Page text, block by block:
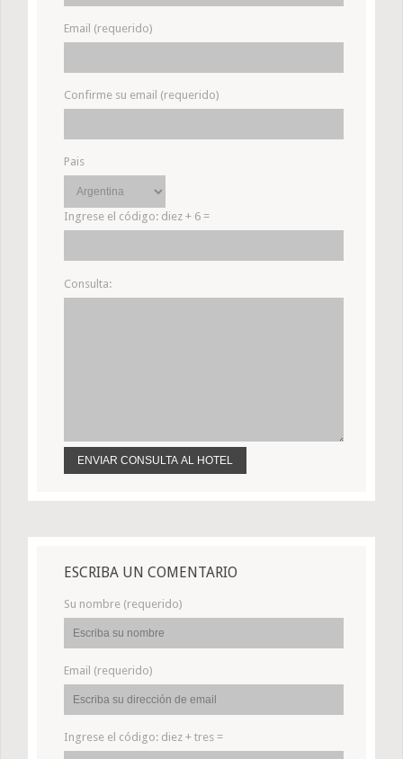
Email (requerido)
Confirme su email (requerido)
Pais
Ingrese el código: diez + 6 =
Consulta:
ESCRIBA UN COMENTARIO
Su nombre (requerido)
Email (requerido)
Ingrese el código: diez + tres =